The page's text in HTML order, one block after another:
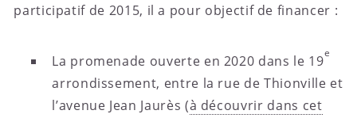
participatif de 2015, il a pour objectif de financer :
La promenade ouverte en 2020 dans le 19
e
arrondissement, entre la rue de Thionville et
l’avenue Jean Jaurès (à découvrir dans cet